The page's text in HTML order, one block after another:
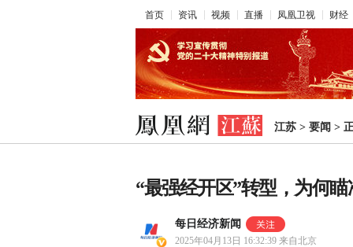
首页 资讯 视频 直播 凤凰卫视 财经
江苏 > 要闻 >
“最强经开区”转型，为何
每日经济新闻
2025年04月13日 16:32:39 来自北京